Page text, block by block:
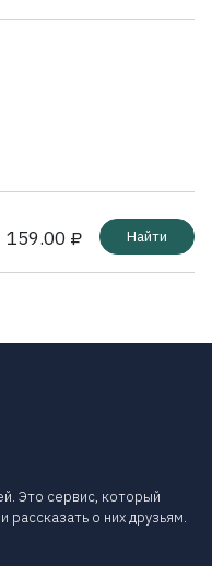
159.00 ₽ Найти
Это сервис, который
о них друзьям.